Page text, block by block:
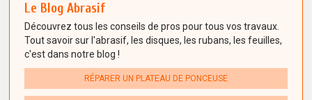
Le Blog Abrasif
Découvrez tous les conseils de pros pour tous vos travaux.
Tout savoir sur l'abrasif, les disques, les rubans, les feuilles,
c'est dans notre blog !
RÉPARER UN PLATEAU DE PONCEUSE